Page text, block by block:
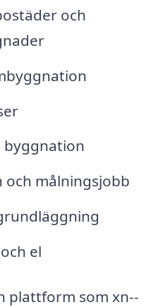
och
byggnation
målningsjobb
el
plattform som xn--